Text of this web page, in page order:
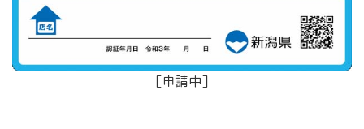
［申請中］